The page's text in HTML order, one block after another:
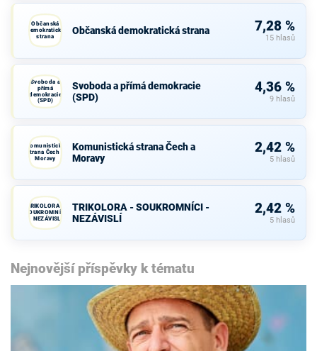
Občanská
demokratická
strana
Občanská demokratická strana 7,28 %
15 hlasů
Svoboda a
přímá
demokracie
(SPD)
Svoboda a přímá demokracie
(SPD)
4,36 %
9 hlasů
Komunistická
strana Čech a
Moravy
Komunistická strana Čech a
Moravy
2,42 %
5 hlasů
TRIKOLORA -
SOUKROMNÍCI
- NEZÁVISLÍ
TRIKOLORA - SOUKROMNÍCI -
NEZÁVISLÍ
2,42 %
5 hlasů
Nejnovější příspěvky k tématu